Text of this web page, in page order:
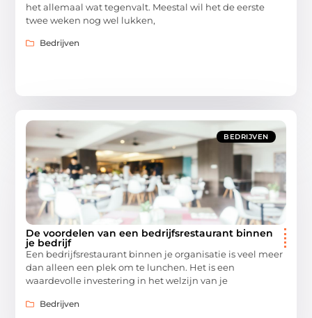
het allemaal wat tegenvalt. Meestal wil het de eerste
twee weken nog wel lukken,
Bedrijven
BEDRIJVEN
De voordelen van een bedrijfsrestaurant binnen
je bedrijf
Een bedrijfsrestaurant binnen je organisatie is veel meer
dan alleen een plek om te lunchen. Het is een
waardevolle investering in het welzijn van je
Bedrijven